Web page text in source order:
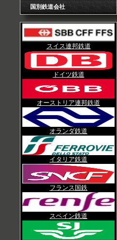
国別鉄道会社
スイス連邦鉄道
ドイツ鉄道
オーストリア連邦鉄道
オランダ鉄道
イタリア鉄道
フランス国鉄
スペイン鉄道